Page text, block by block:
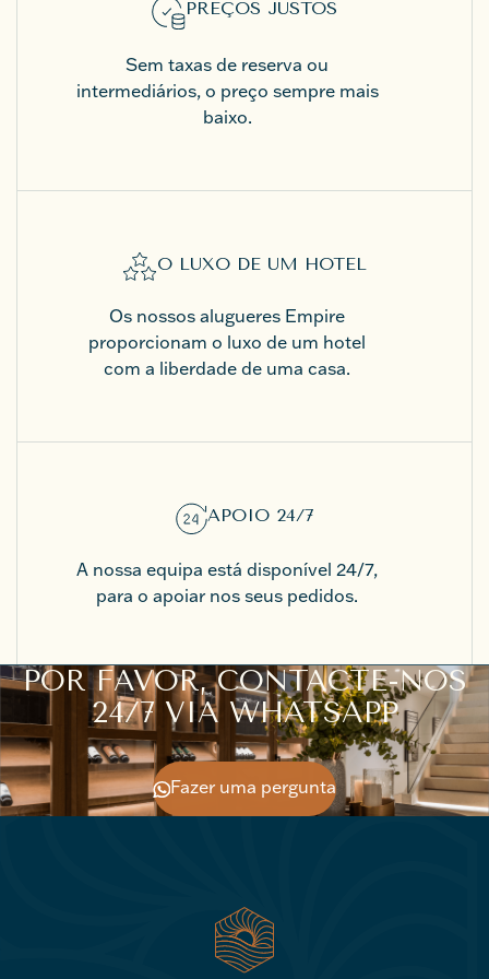
PREÇOS JUSTOS
Sem taxas de reserva ou
intermediários, o preço sempre mais
baixo.
O LUXO DE UM HOTEL
Os nossos alugueres Empire
proporcionam o luxo de um hotel
com a liberdade de uma casa.
APOIO 24/7
A nossa equipa está disponível 24/7,
para o apoiar nos seus pedidos.
POR FAVOR, CONTACTE-NOS
24/7 VIA WHATSAPP
Fazer uma pergunta
Fazer uma pergunta